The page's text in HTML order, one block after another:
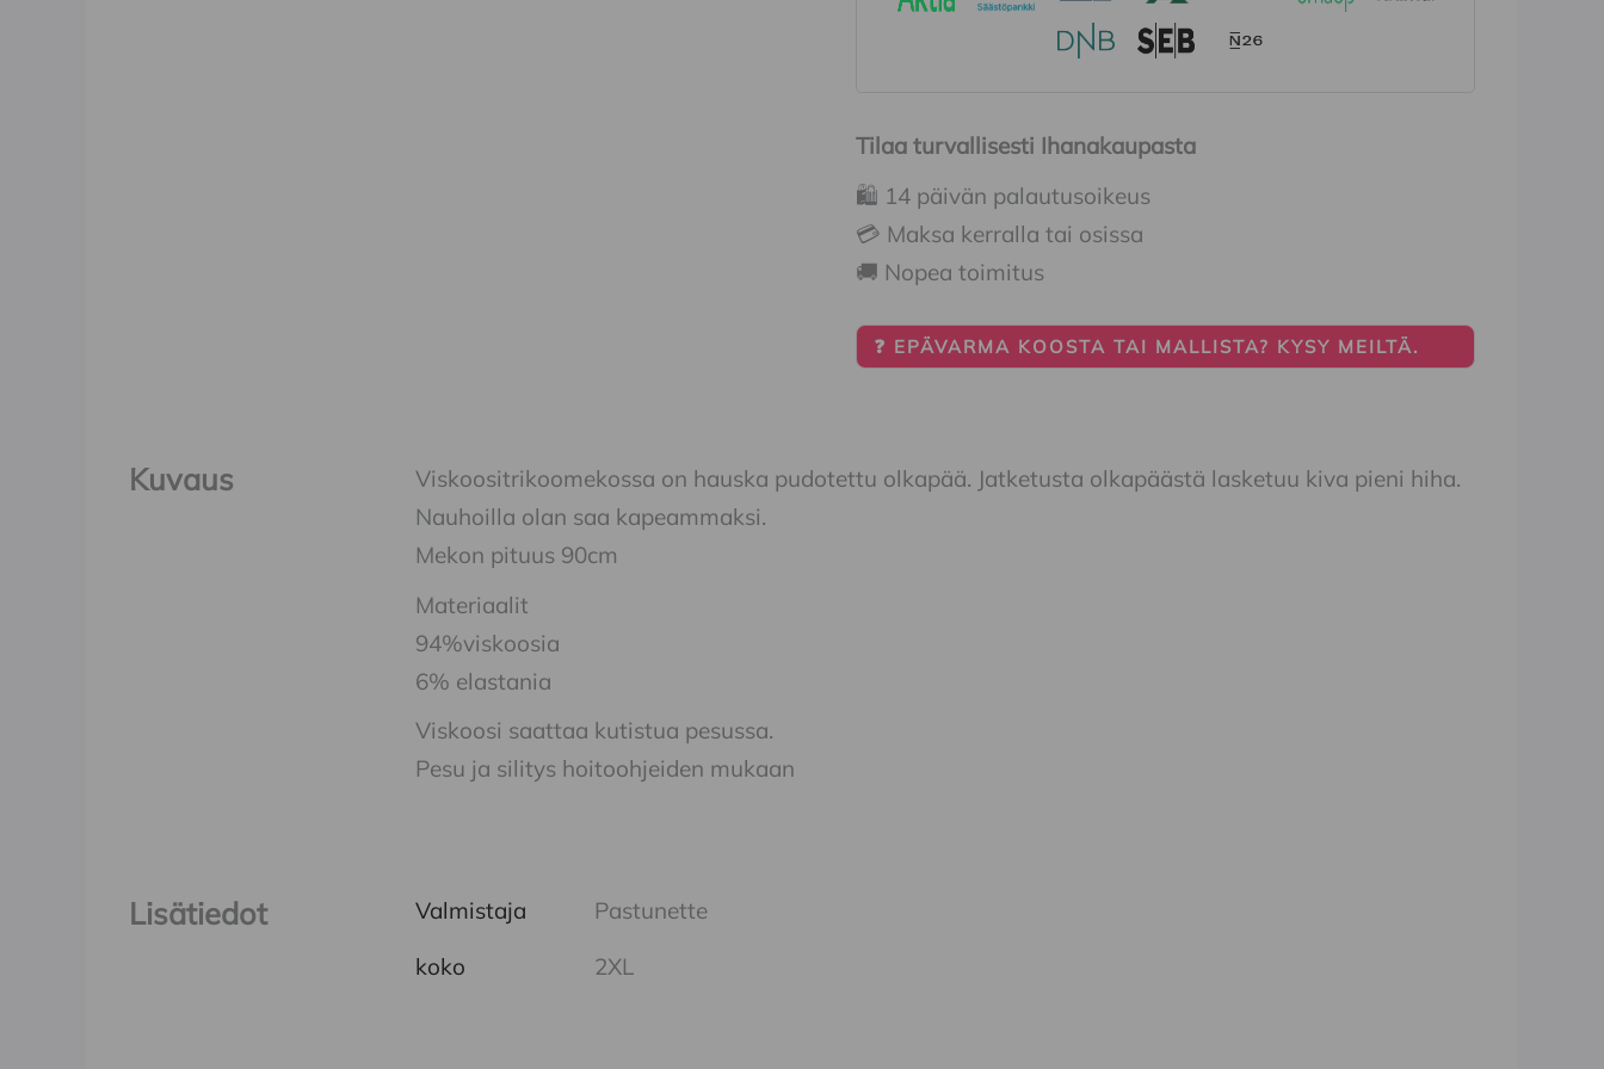
Tilaa turvallisesti Ihanakaupasta
🛍️ 14 päivän palautusoikeus
💳 Maksa kerralla tai osissa
🚚 Nopea toimitus
❓ EPÄVARMA KOOSTA TAI MALLISTA? KYSY MEILTÄ.
Kuvaus
Viskoositrikoomekossa on hauska pudotettu olkapää. Jatketusta olkapäästä lasketuu kiva pieni hiha.
Nauhoilla olan saa kapeammaksi.
Mekon pituus 90cm
Materiaalit
94%viskoosia
6% elastania
Viskoosi saattaa kutistua pesussa.
Pesu ja silitys hoitoohjeiden mukaan
Lisätiedot Valmistaja
Pastunette
koko
2XL